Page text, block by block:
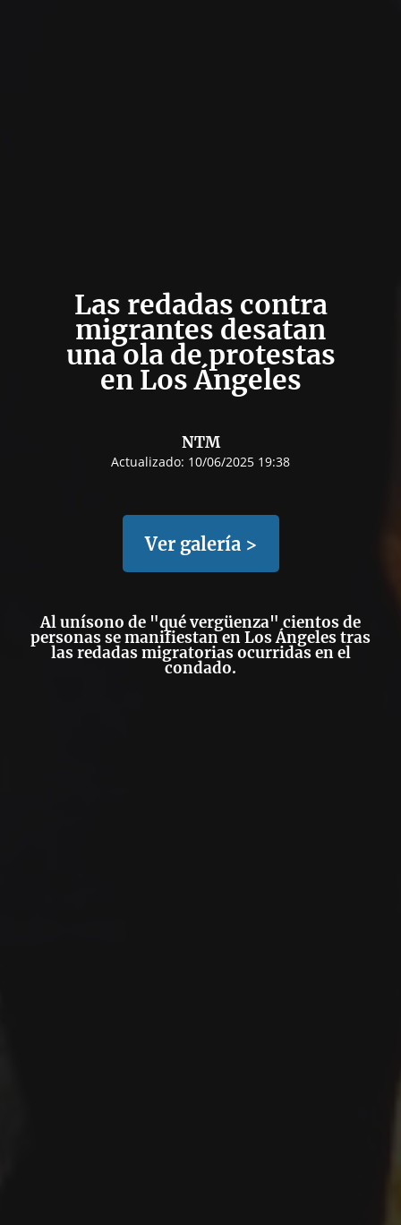
Las redadas contra
migrantes desatan
una ola de protestas
en Los Ángeles
NTM
Actualizado: 10/06/2025 19:38
Ver galería >
Al unísono de "qué vergüenza" cientos de
personas se manifiestan en Los Ángeles tras
las redadas migratorias ocurridas en el
condado.